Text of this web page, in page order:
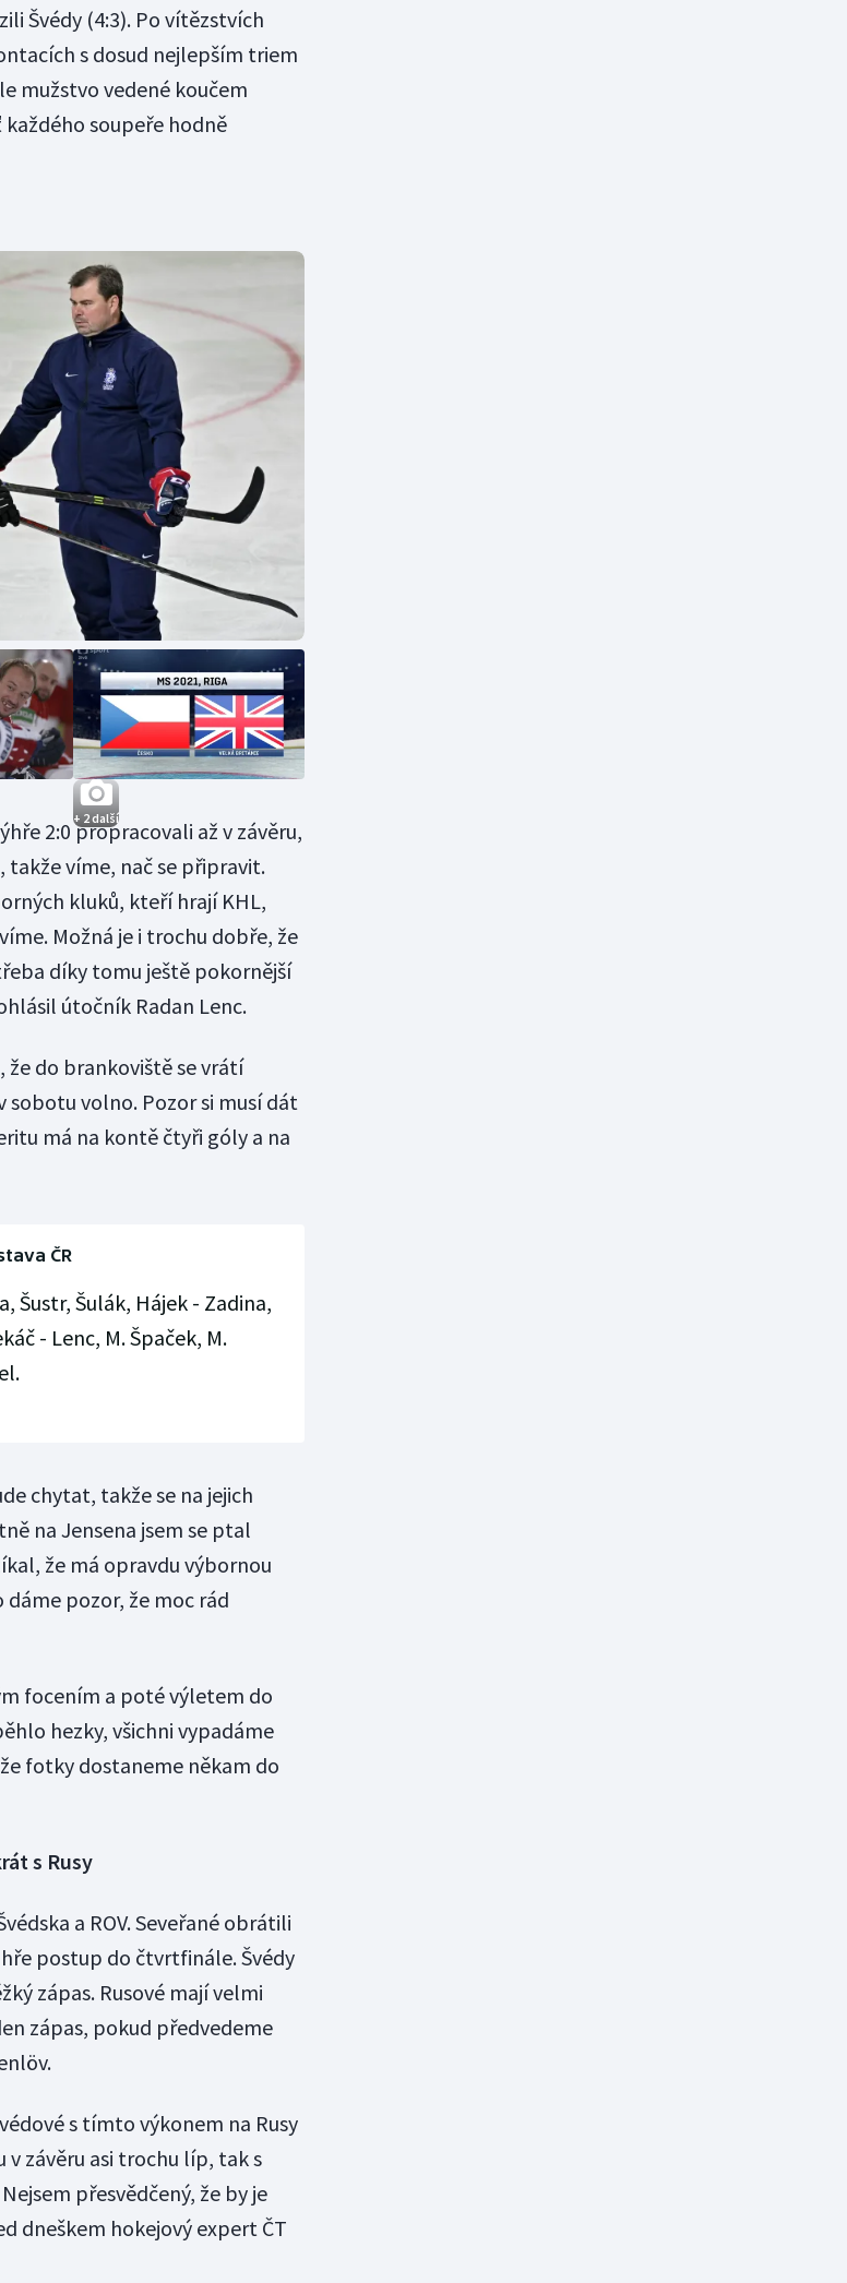
Švédy (4:3). Po vítězstvích
s dosud nejlepším triem
mužstvo vedené koučem
soupeře hodně
+ 2 další
2:0 propracovali až v závěru,
víme, nač se připravit.
kluků, kteří hrají KHL,
Možná je i trochu dobře, že
díky tomu ještě pokornější
útočník Radan Lenc.
že do brankoviště se vrátí
sobotu volno. Pozor si musí dát
má na kontě čtyři góly a na
ČR
Šustr, Šulák, Hájek - Zadina,
- Lenc, M. Špaček, M.
chytat, takže se na jejich
na Jensena jsem se ptal
že má opravdu výbornou
pozor, že moc rád
focením a poté výletem do
hezky, všichni vypadáme
fotky dostaneme někam do
s Rusy
a ROV. Seveřané obrátili
postup do čtvrtfinále. Švédy
zápas. Rusové mají velmi
zápas, pokud předvedeme
s tímto výkonem na Rusy
závěru asi trochu líp, tak s
přesvědčený, že by je
dneškem hokejový expert ČT